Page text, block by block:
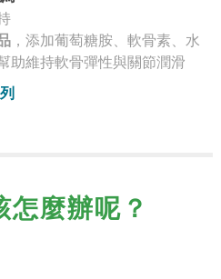
，添加葡萄糖胺、軟骨素、水
助維持軟骨彈性與關節潤滑
麼辦呢？